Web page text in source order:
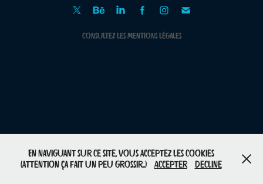
Consultezles mentions légales
En naviguant sur ce site, vous acceptez les cookies
(attention ça fait un peu grossir..)
Accepter Decline